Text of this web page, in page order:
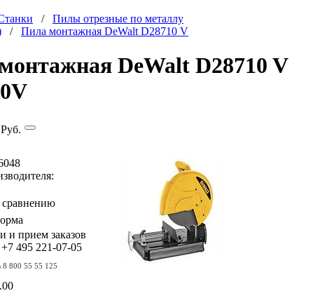
/ Пилы отрезные по металлу
/ Пила монтажная DeWalt D28710 V
DeWalt D28710 V
Руб.
сравнению
и прием заказов
+7 495 221-07-05
8 800 55 55 125